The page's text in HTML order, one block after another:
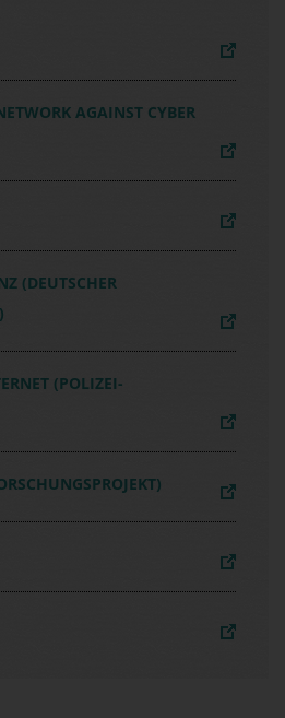
AGAINST CYBER
(DEUTSCHER
(POLIZEI-